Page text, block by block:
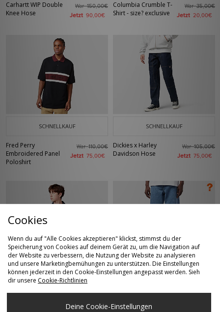
Carhartt WIP Double
Knee Hose
War150,00€
Jetzt 90,00€
Columbia Crumble T-
Shirt - size? exclusive
War35,00€
Jetzt 20,00€
SCHNELLKAUF
Fred Perry
Embroidered Panel
Poloshirt
War110,00€
Jetzt 75,00€
SCHNELLKAUF
Dickies x Harley
Davidson Hose
War105,00€
Jetzt 75,00€
SCHNELLKAUF
Carhartt WIP Belmar
War160,00€
110,00€
SCHNELLKAUF
Home Grown Carter
War90,00€
Cookies
Wenn du auf "Alle Cookies akzeptieren" klickst, stimmst du der
Speicherung von Cookies auf deinem Gerät zu, um die Navigation auf
der Website zu verbessern, die Nutzung der Website zu analysieren
und unsere Marketingbemühungen zu unterstützen. Die Einstellungen
können jederzeit in den Cookie-Einstellungen angepasst werden. Sieh
dir unsere Cookie-Richtlinien
Deine Cookie-Einstellungen